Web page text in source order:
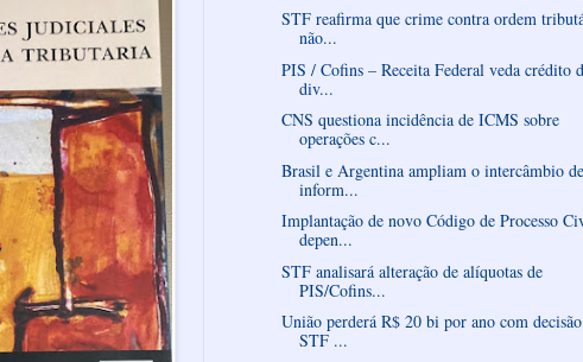
STF reafirma que crime contra ordem
não...
PIS / Cofins – Receita Federal veda crédito
div...
CNS questiona incidência de ICMS sobre
operações c...
Brasil e Argentina ampliam o intercâmbio de
inform...
Implantação de novo Código de Processo
depen...
STF analisará alteração de alíquotas de
PIS/Cofins...
União perderá R$ 20 bi por ano com
STF ...